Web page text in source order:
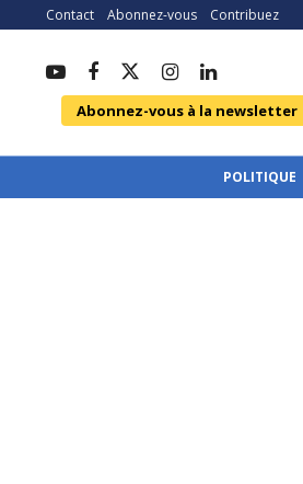
Contact Abonnez-vous Contribuez
Abonnez-vous à la newsletter
POLITIQUE